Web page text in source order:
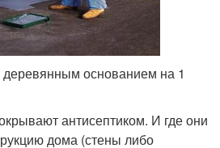
деревянным основанием на 1
антисептиком. И где они
дома (стены либо